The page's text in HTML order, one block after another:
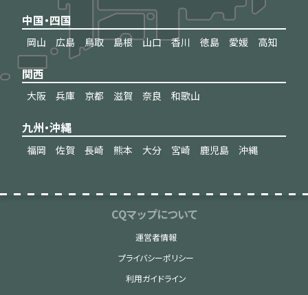
中国・四国
岡山 広島 鳥取 島根 山口 香川 徳島 愛媛 高知
関西
大阪 兵庫 京都 滋賀 奈良 和歌山
九州・沖縄
福岡 佐賀 長崎 熊本 大分 宮崎 鹿児島 沖縄
CQマップについて
運営者情報
プライバシーポリシー
利用ガイドライン